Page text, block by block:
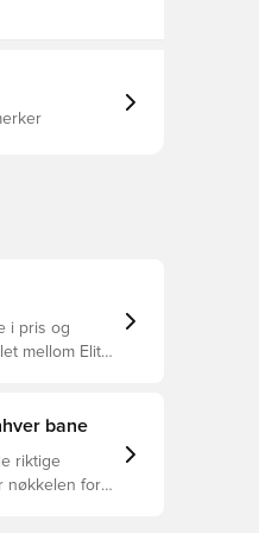
i pris og
mellom Elite,
bane
riktige
nøkkelen for